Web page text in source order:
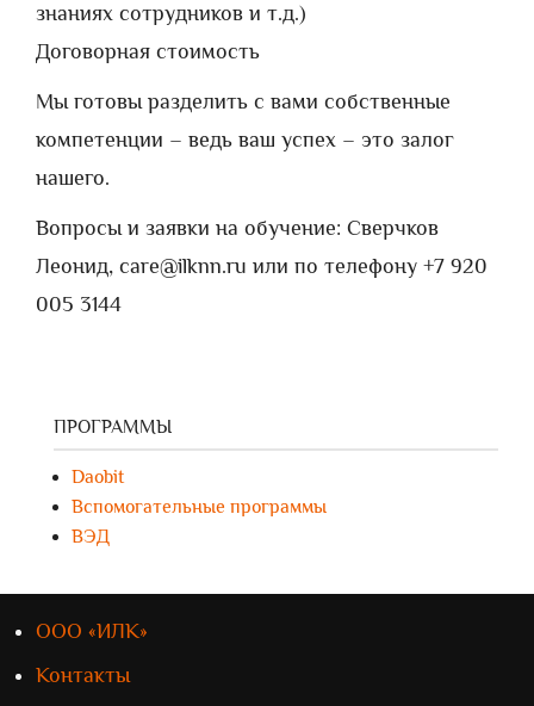
знаниях сотрудников и т.д.)
Договорная стоимость
Мы готовы разделить с вами собственные
компетенции – ведь ваш успех – это залог
нашего.
Вопросы и заявки на обучение: Сверчков
Леонид, care@ilknn.ru или по телефону +7 920
005 3144
ПРОГРАММЫ
Daobit
Вспомогательные программы
ВЭД
ООО «ИЛК»
Контакты